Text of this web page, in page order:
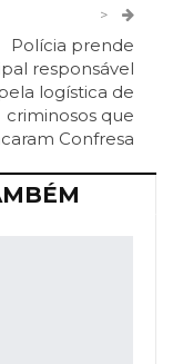
O email
>
Polícia prende
responsável
logística de
criminosos que
Confresa